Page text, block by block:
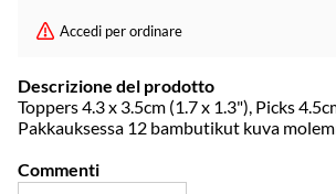
Accedi per ordinare
Descrizione del prodotto
Toppers 4.3 x 3.5cm (1.7 x 1.3"), Picks
Pakkauksessa 12 bambutikut kuva
Commenti